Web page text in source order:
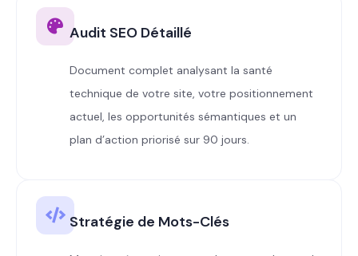
Audit SEO Détaillé
Document complet analysant la santé
technique de votre site, votre positionnement
actuel, les opportunités sémantiques et un
plan d’action priorisé sur 90 jours.
Stratégie de Mots-Clés